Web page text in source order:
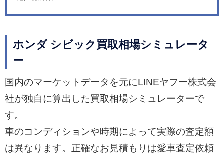
ホンダ シビック買取相場シミュレータ
ー
国内のマーケットデータを元にLINEヤフー株式会
社が独自に算出した買取相場シミュレーターで
す。
車のコンディションや時期によって実際の査定額
は異なります。正確なお見積もりは愛車査定依頼